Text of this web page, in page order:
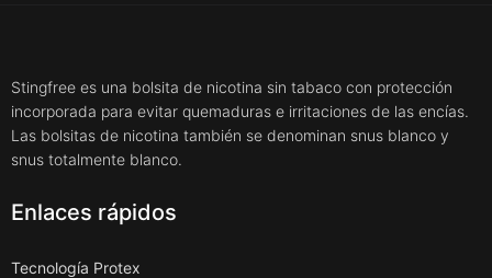
Stingfree es una bolsita de nicotina sin tabaco con protección
incorporada para evitar quemaduras e irritaciones de las encías.
Las bolsitas de nicotina también se denominan snus blanco y
snus totalmente blanco.
Enlaces rápidos
Tecnología Protex